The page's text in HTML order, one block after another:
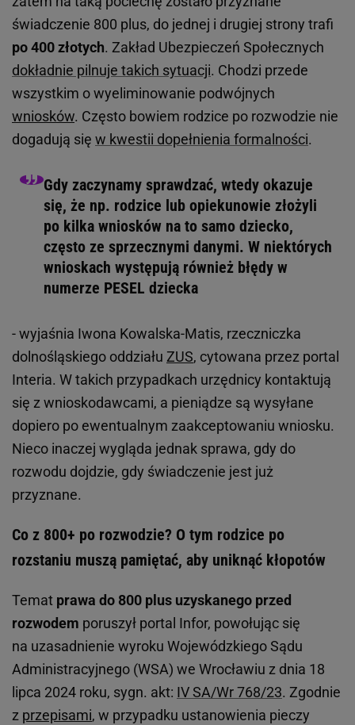
świadczenie 800 plus, do jednej i drugiej strony trafi
po 400 złotych. Zakład Ubezpieczeń Społecznych
dokładnie pilnuje takich sytuacji. Chodzi przede
wszystkim o wyeliminowanie podwójnych
wniosków. Często bowiem rodzice po rozwodzie nie
dogadują się w kwestii dopełnienia formalności.
Gdy zaczynamy sprawdzać, wtedy okazuje
się, że np. rodzice lub opiekunowie złożyli
po kilka wniosków na to samo dziecko,
często ze sprzecznymi danymi. W niektórych
wnioskach występują również błędy w
numerze PESEL dziecka
- wyjaśnia Iwona Kowalska-Matis, rzeczniczka
dolnośląskiego oddziału ZUS, cytowana przez portal
Interia. W takich przypadkach urzędnicy kontaktują
się z wnioskodawcami, a pieniądze są wysyłane
dopiero po ewentualnym zaakceptowaniu wniosku.
Nieco inaczej wygląda jednak sprawa, gdy do
rozwodu dojdzie, gdy świadczenie jest już
przyznane.
Co z 800+ po rozwodzie? O tym rodzice po
rozstaniu muszą pamiętać, aby uniknąć kłopotów
Temat prawa do 800 plus uzyskanego przed
rozwodem poruszył portal Infor, powołując się
na uzasadnienie wyroku Wojewódzkiego Sądu
Administracyjnego (WSA) we Wrocławiu z dnia 18
lipca 2024 roku, sygn. akt: IV SA/Wr 768/23. Zgodnie
z przepisami, w przypadku ustanowienia pieczy